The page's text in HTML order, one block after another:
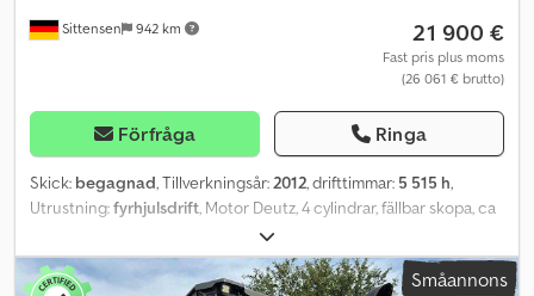
Sittensen 942 km 21 900 €
Fast pris plus moms
(26 061 € brutto)
Förfråga Ringa
Skick: begagnad, Tillverkningsår:2012, drifttimmar: 5 515 h,
Utrustning:fyrhjulsdrift, Motor Deutz, 4 cylindrar, fällbar skopa, ca
0,8 m³, hydrauliskt snabbkopplingssystem, 3:e hydraulkrets,
pallgaffel, belysning, värme, 20 km/h, driftstimmar: 5515. Fordonet
kan förses med reklam och/eller text. SI87058 Vårt erbjudande
Småannons